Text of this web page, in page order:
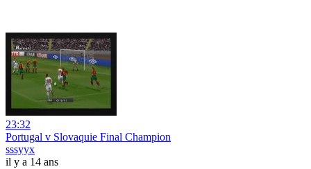
23:32
Portugal v Slovaquie Final Champion
sssyyx
il y a 14 ans